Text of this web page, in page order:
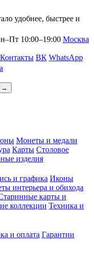
удобнее, быстрее и
10:00–19:00 Москва
Контакты ВК WhatsApp
→
Монеты и медали
Карты Столовое
изделия
и графика Иконы
интерьера и обихода
карты и
коллекции Техника и
и оплата Гарантии